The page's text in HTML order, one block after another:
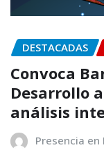
DESTACADAS
Convoca
Desarrollo
análisis
Presencia en